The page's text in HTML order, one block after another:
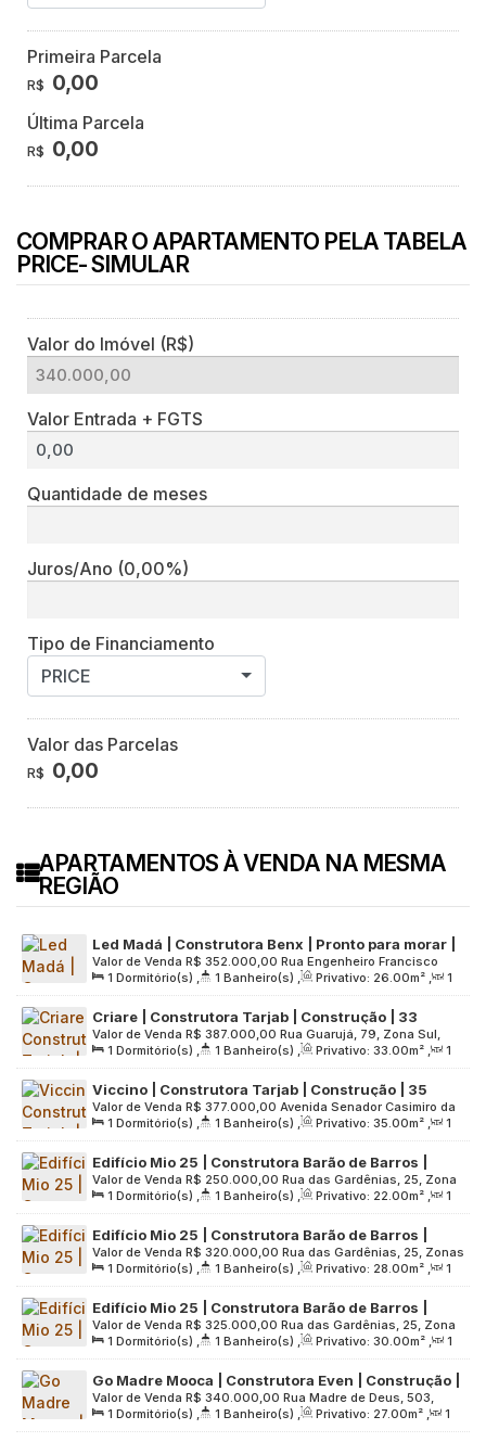
Primeira Parcela
R$ 0,00
Última Parcela
R$ 0,00
COMPRAR O APARTAMENTO PELA TABELA
PRICE- SIMULAR
Valor do Imóvel (R$)
Valor Entrada + FGTS
Quantidade de meses
Juros/Ano (0,00%)
Tipo de Financiamento
PRICE
Valor das Parcelas
R$ 0,00
APARTAMENTOS À VENDA NA MESMA
REGIÃO
Led Madá | Construtora Benx | Pronto para morar |
26 metros | studios com varanda | sem vaga
R$ 352.000,00
Valor de Venda
Rua Engenheiro Francisco
Azevedo, 704, Zona Oeste, 05030-010, Vila Madalena, São
Paulo, São Paulo, Brasil
1 Dormitório(s) , 1 Banheiro(s) , Privativo: 26.00m² ,
1
Sala(s) , Útil: 26.00m² , Terreno: 1840.00m²
Criare | Construtora Tarjab | Construção | 33
metros | 01 suíte | varanda | sem vaga
R$ 387.000,00
Valor de Venda
Rua Guarujá, 79, Zona Sul,
04052-110, Mirandópolis, São Paulo, São Paulo, Brasil
1 Dormitório(s) , 1 Banheiro(s) , Privativo: 33.00m² ,
1
Sala(s) , 1 Suíte(s) , Útil: 33.00m² , Terreno: 1888.00m²
Viccino | Construtora Tarjab | Construção | 35
metros | 01 dormitório | com varanda | sem vaga
R$ 377.000,00
Valor de Venda
Avenida Senador Casimiro da
Rocha, 683, Zona Sul, 04047-001, Mirandópolis, São Paulo,
São Paulo, Brasil
1 Dormitório(s) , 1 Banheiro(s) , Privativo: 35.00m² ,
1
Sala(s) , Útil: 35.00m² , Terreno: 3004.00m²
Edifício Mio 25 | Construtora Barão de Barros |
Pronto | 22 metros | studios com varanda | sem
vaga
R$ 250.000,00
Valor de Venda
Rua das Gardênias, 25, Zona
Sul, 04047-010, Mirandópolis, São Paulo, São Paulo, Brasil
1 Dormitório(s) , 1 Banheiro(s) , Privativo: 22.00m² ,
1
Sala(s) , Útil: 22.00m² , Terreno: 330.00m²
Edifício Mio 25 | Construtora Barão de Barros |
Pronto | 28 metros | studios com varanda | sem
vaga
R$ 320.000,00
Valor de Venda
Rua das Gardênias, 25, Zonas
Sul, 04047-010, Mirandópolis, São Paulo, São Paulo, Brasil
1 Dormitório(s) , 1 Banheiro(s) , Privativo: 28.00m² ,
1
Sala(s) , Útil: 28.00m² , Terreno: 330.00m²
Edifício Mio 25 | Construtora Barão de Barros |
Pronto | 30 metros | studios com varanda | sem
vaga
R$ 325.000,00
Valor de Venda
Rua das Gardênias, 25, Zona
Sul, 04047-010, Mirandópolis, São Paulo, São Paulo, Brasil
1 Dormitório(s) , 1 Banheiro(s) , Privativo: 30.00m² ,
1
Sala(s) , Útil: 30.00m² , Terreno: 330.00m²
Go Madre Mooca | Construtora Even | Construção |
27 metros | studios com varanda | sem vaga
R$ 340.000,00
Valor de Venda
Rua Madre de Deus, 503,
Zona Leste, 03119-000, Mooca, São Paulo, São Paulo, Brasil
1 Dormitório(s) , 1 Banheiro(s) , Privativo: 27.00m² ,
1
Sala(s) , Útil: 27.00m² , Terreno: 5561.00m²